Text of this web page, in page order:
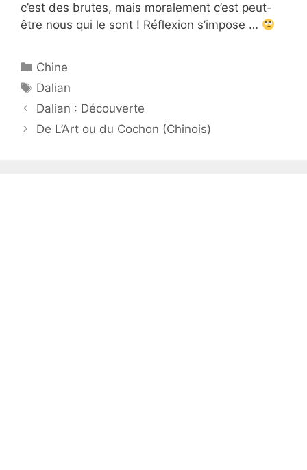
c’est des brutes, mais moralement c’est peut-
être nous qui le sont ! Réflexion s’impose …
Catégories
Chine
Étiquettes
Dalian
Dalian : Découverte
De L’Art ou du Cochon (Chinois)